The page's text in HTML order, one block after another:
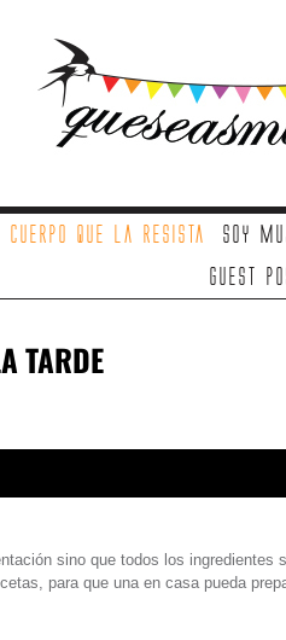
cuerpo que la resista Soy
Guest
TARDE
sino que todos los ingredientes
para que una en casa pueda